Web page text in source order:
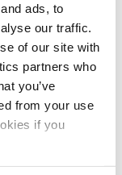
ads, to
our traffic.
of our site with
partners who
you’ve
from your use
if you
DE
AUX